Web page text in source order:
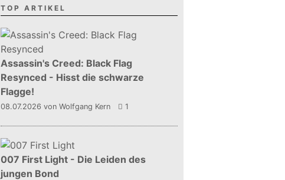
TOP ARTIKEL
Assassin's Creed: Black Flag
Resynced - Hisst die schwarze
Flagge!
08.07.2026 von Wolfgang Kern 1
007 First Light - Die Leiden des
jungen Bond